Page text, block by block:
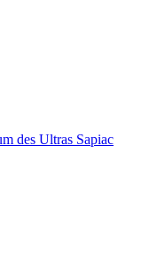
des Ultras Sapiac